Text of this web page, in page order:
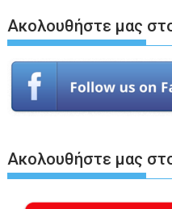
Ακολουθήστε μας
Ακολουθήστε μας